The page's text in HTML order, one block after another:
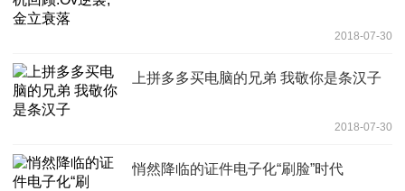
2018-07-30
上拼多多买电脑的兄弟 我敬你是条汉子
2018-07-30
悄然降临的证件电子化“刷脸”时代